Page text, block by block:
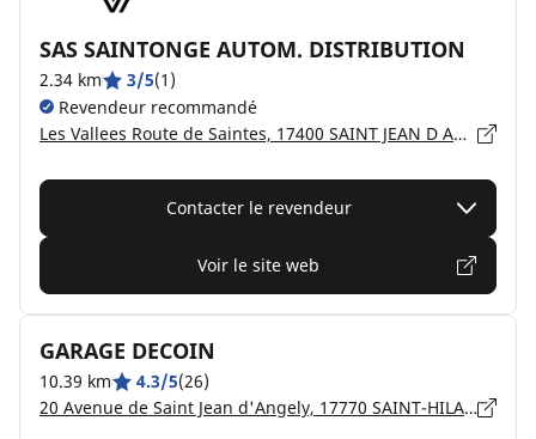
SAS SAINTONGE AUTOM. DISTRIBUTION
2.34 km 3/5(1)
Revendeur recommandé
Les Vallees Route de Saintes, 17400 SAINT JEAN D ANGELY
Contacter le revendeur
Voir le site web
GARAGE DECOIN
10.39 km 4.3/5(26)
20 Avenue de Saint Jean d'Angely, 17770 SAINT-HILAIRE-DE-VILLEFRANCHE